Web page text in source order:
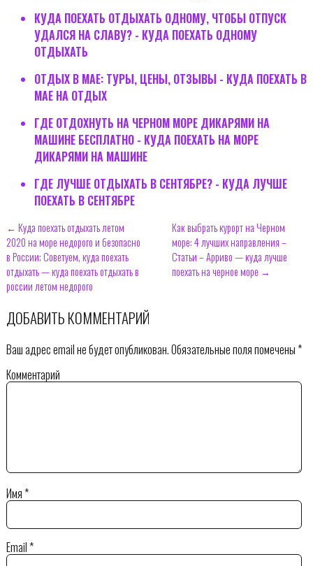
КУДА ПОЕХАТЬ ОТДЫХАТЬ ОДНОМУ, ЧТОБЫ ОТПУСК
УДАЛСЯ НА СЛАВУ? - КУДА ПОЕХАТЬ ОДНОМУ
ОТДЫХАТЬ
ОТДЫХ В МАЕ: ТУРЫ, ЦЕНЫ, ОТЗЫВЫ - КУДА ПОЕХАТЬ В
МАЕ НА ОТДЫХ
ГДЕ ОТДОХНУТЬ НА ЧЕРНОМ МОРЕ ДИКАРЯМИ НА
МАШИНЕ БЕСПЛАТНО - КУДА ПОЕХАТЬ НА МОРЕ
ДИКАРЯМИ НА МАШИНЕ
ГДЕ ЛУЧШЕ ОТДЫХАТЬ В СЕНТЯБРЕ? - КУДА ЛУЧШЕ
ПОЕХАТЬ В СЕНТЯБРЕ
← Куда поехать отдыхать летом
2020 на море недорого и безопасно
в России; Советуем, куда поехать
отдыхать — куда поехать отдыхать в
россии летом недорого
Как выбрать курорт на Черном
море: 4 лучших направления –
Статьи – Арриво — куда лучше
поехать на черное море →
ДОБАВИТЬ КОММЕНТАРИЙ
Ваш адрес email не будет опубликован.Обязательные поля помечены*
Комментарий
Имя*
Email*